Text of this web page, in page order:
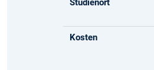
Studienort
Kosten